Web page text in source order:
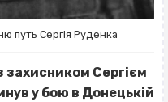
путь Сергія Руденка
захисником Сергієм
у бою в Донецькій